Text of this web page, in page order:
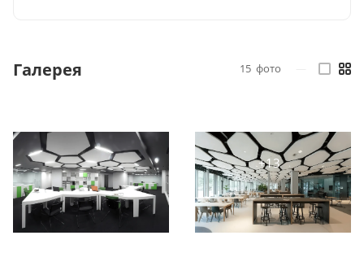
Галерея 15 фото